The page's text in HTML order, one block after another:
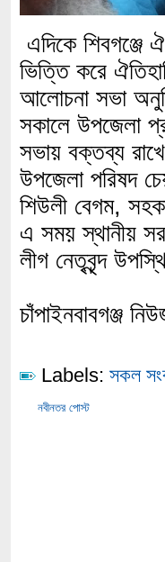
এদিকে শিবগঞ্জে
ভিত্তি করে
আলোচনা সভা
সকালে উপজেলা
সভায় বক্তব্য
উপজেলা পরিষদ
শিউলী বেগম,
এ সময় স্থানীয়
লীগ নেতৃবৃন্দ
চাঁপাইনবাবগঞ্জ
Labels: সকল
নবীনতর পোস্ট